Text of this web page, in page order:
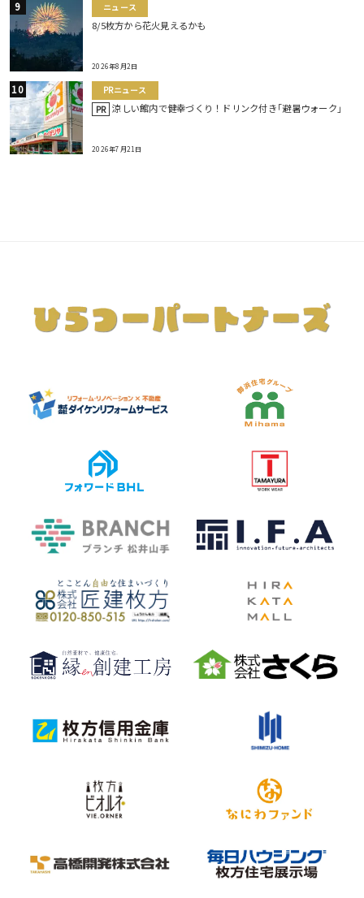
ニュース
8/5枚方から花火見えるかも
2026年8月2日
PRニュース
PR 涼しい館内で健幸づくり！ドリンク付き｢避暑ウォーク｣
2026年7月21日